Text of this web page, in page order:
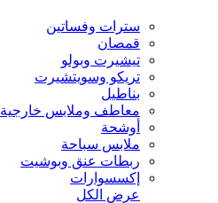
سترات وفساتين
قمصان
تيشيرت وبولو
تريكو وسويتشيرت
بناطيل
معاطف وملابس خارجية
أوشحة
ملابس سباحة
ربطات عنق وبوشيت
إكسسوارات
عرض الكل